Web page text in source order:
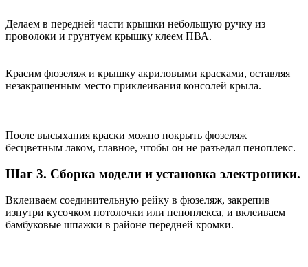
Делаем в передней части крышки небольшую ручку из
проволоки и грунтуем крышку клеем ПВА.
Красим фюзеляж и крышку акриловыми красками, оставляя
незакрашенным место приклеивания консолей крыла.
После высыхания краски можно покрыть фюзеляж
бесцветным лаком, главное, чтобы он не разъедал пеноплекс.
Шаг 3. Сборка модели и установка электроники.
Вклеиваем соединительную рейку в фюзеляж, закрепив
изнутри кусочком потолочки или пеноплекса, и вклеиваем
бамбуковые шпажки в районе передней кромки.